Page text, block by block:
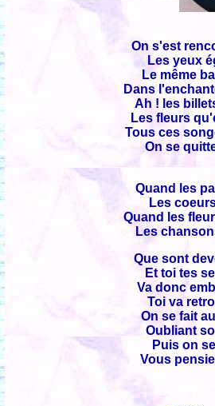
On s'est
Les yeux
Le même
Dans
Ah ! les
Les fleurs
Tous ces
On se
Quand les
Les
Quand les
Les
Que sont
Et toi tes
Va donc
Toi va
On se fait
Oubliant
Puis on
Vous